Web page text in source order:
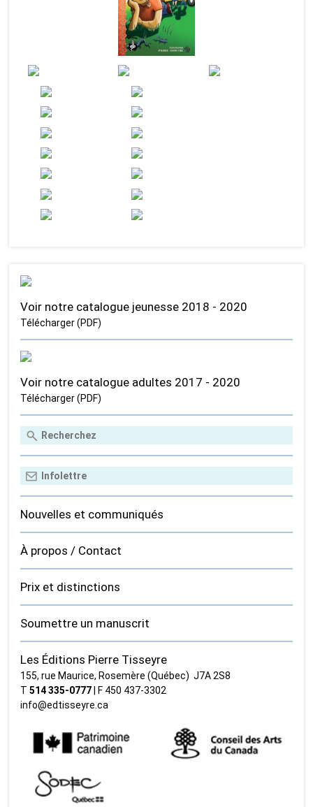
Voir notre catalogue jeunesse 2018 - 2020
Télécharger (PDF)
Voir notre catalogue adultes 2017 - 2020
Télécharger (PDF)
Nouvelles et communiqués
À propos / Contact
Prix et distinctions
Soumettre un manuscrit
Les Éditions Pierre Tisseyre
155, rue Maurice, Rosemère (Québec) J7A 2S8
T514 335‑0777 | F 450 437‑3302
info@edtisseyre.ca